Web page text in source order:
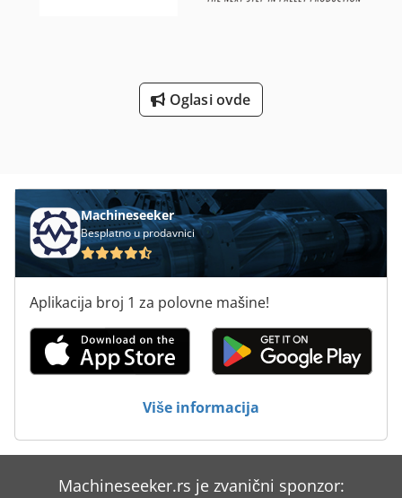
Oglasi ovde
Machineseeker
Besplatno u prodavnici
Aplikacija broj 1 za polovne mašine!
Više informacija
Machineseeker.rs je zvanični sponzor: